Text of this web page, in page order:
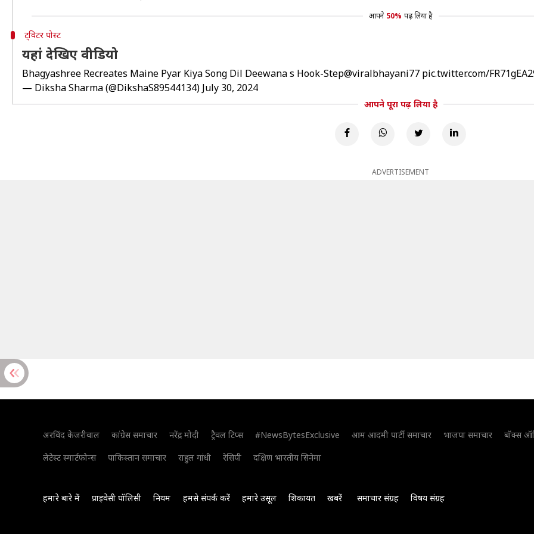
आपने 50% पढ़ लिया है
ट्विटर पोस्ट
यहां देखिए वीडियो
Bhagyashree Recreates Maine Pyar Kiya Song Dil Deewana s Hook-Step@viralbhayani77 pic.twitter.com/
— Diksha Sharma (@DikshaS89544134) July 30, 2024
आपने पूरा पढ़ लिया है
ADVERTISEMENT
अरविंद केजरीवाल कांग्रेस समाचार नरेंद्र मोदी ट्रैवल टिप्स #NewsBytesExclusive आम आदमी पार्टी समाचार भाजपा समाचार
बॉक्स
लेटेस्ट स्मार्टफोन्स
पाकिस्तान समाचार राहुल गांधी रेसिपी दक्षिण भारतीय सिनेमा
हमारे बारे में प्राइवेसी पॉलिसी नियम हमसे संपर्क करें हमारे उसूल शिकायत खबरें समाचार संग्रह विषय संग्रह